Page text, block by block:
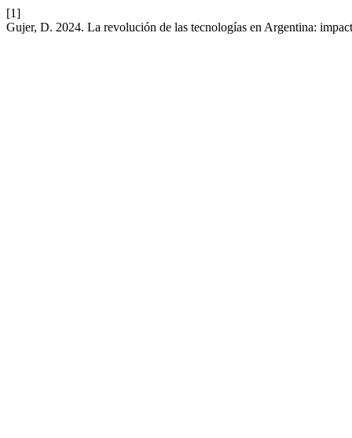
[1]
Gujer, D. 2024. La revolución de las tecnologías en Argentina: